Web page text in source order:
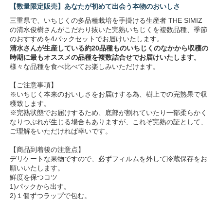
【数量限定販売】あなたが初めて出会う本物のおいしさ
三重県で、いちじくの多品種栽培を手掛ける生産者 THE SIMIZ
の清水俊樹さんがこだわり抜いた完熟いちじくを複数品種、季節
のおすすめを4パックセットでお届けいたします。
清水さんが生産している約20品種ものいちじくのなかから収穫の
時期に最もオススメの品種を複数詰合せでお届けいたします。
様々な品種を食べ比べてお楽しみいただけます。
【ご注意事項】
※いちじく本来のおいしさをお届けする為、樹上での完熟果で収
穫致します。
※完熟状態でお届けするため、底部が割れていたり一部柔らかく
なりつぶれが生じる場合もありますが、これぞ完熟の証として、
ご理解をいただければ幸いです。
【商品到着後の注意点】
デリケートな果物ですので、必ずフィルムを外して冷蔵保存をお
願いいたします。
鮮度を保つコツ
1)パックから出す。
2)１個ずつラップで包む。